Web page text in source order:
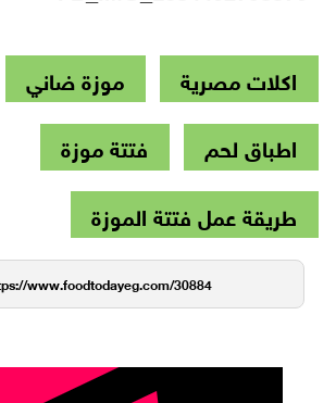
اكلات مصرية
موزة ضاني
اطباق لحم
فتتة موزة
طريقة عمل فتتة الموزة